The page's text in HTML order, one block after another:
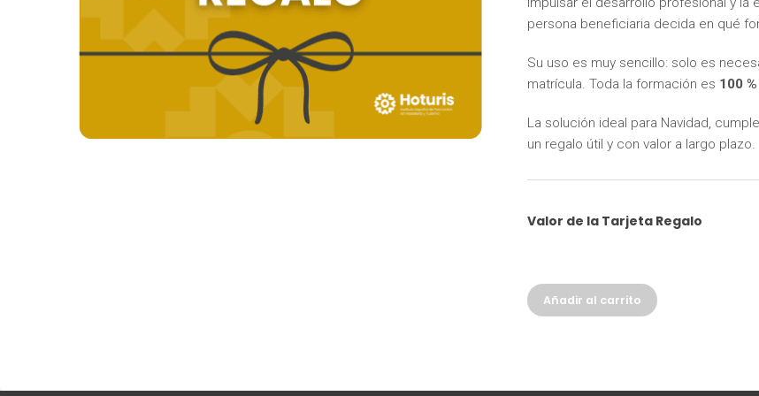
persona beneficiaria decida en qué
Su uso es muy sencillo: solo es
matrícula. Toda la formación es 100
La solución ideal para Navidad,
un regalo útil y con valor a largo plazo.
Valor de la Tarjeta Regalo
Tarjeta
regalo
Añadir al carrito
¿Necesitas más información sobre un curso?